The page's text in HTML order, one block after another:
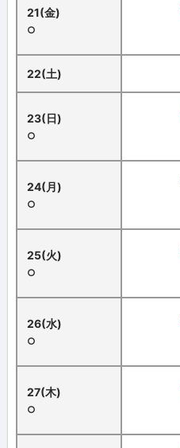
21(金)
○
22(土)
23(日)
○
24(月)
○
25(火)
○
26(水)
○
27(木)
○